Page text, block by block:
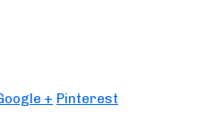
+ Pinterest